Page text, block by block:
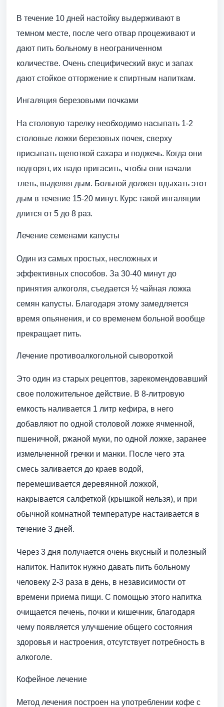
В течение 10 дней настойку выдерживают в
темном месте, после чего отвар процеживают и
дают пить больному в неограниченном
количестве. Очень специфический вкус и запах
дают стойкое отторжение к спиртным напиткам.
Ингаляция березовыми почками
На столовую тарелку необходимо насыпать 1-2
столовые ложки березовых почек, сверху
присыпать щепоткой сахара и поджечь. Когда они
подгорят, их надо пригасить, чтобы они начали
тлеть, выделяя дым. Больной должен вдыхать этот
дым в течение 15-20 минут. Курс такой ингаляции
длится от 5 до 8 раз.
Лечение семенами капусты
Один из самых простых, несложных и
эффективных способов. За 30-40 минут до
принятия алкоголя, съедается ½ чайная ложка
семян капусты. Благодаря этому замедляется
время опьянения, и со временем больной вообще
прекращает пить.
Лечение противоалкогольной сывороткой
Это один из старых рецептов, зарекомендовавший
свое положительное действие. В 8-литровую
емкость наливается 1 литр кефира, в него
добавляют по одной столовой ложке ячменной,
пшеничной, ржаной муки, по одной ложке, заранее
измельченной гречки и манки. После чего эта
смесь заливается до краев водой,
перемешивается деревянной ложкой,
накрывается салфеткой (крышкой нельзя), и при
обычной комнатной температуре настаивается в
течение 3 дней.
Через 3 дня получается очень вкусный и полезный
напиток. Напиток нужно давать пить больному
человеку 2-3 раза в день, в независимости от
времени приема пищи. С помощью этого напитка
очищается печень, почки и кишечник, благодаря
чему появляется улучшение общего состояния
здоровья и настроения, отсутствует потребность в
алкоголе.
Кофейное лечение
Метод лечения построен на употреблении кофе с